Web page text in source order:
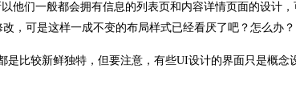
他们一般都会拥有信息的列表页和内容详情页面的设计
，可是这样一成不变的布局样式已经看厌了吧？怎么办？
比较新鲜独特，但要注意，有些UI设计的界面只是概念